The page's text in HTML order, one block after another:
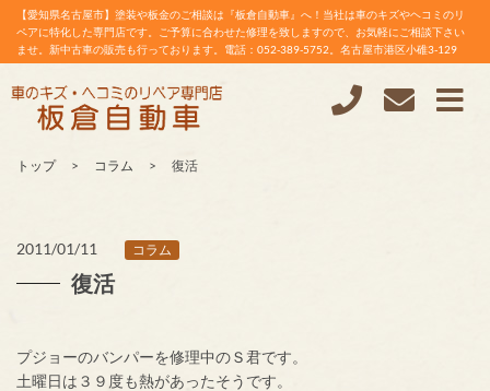
【愛知県名古屋市】塗装や板金のご相談は『板倉自動車』へ！当社は車のキズやヘコミのリ
ペアに特化した専門店です。ご予算に合わせた修理を致しますので、お気軽にご相談下さい
ませ。新中古車の販売も行っております。電話：052-389-5752。名古屋市港区小碓3-129
トップ コラム 復活
2011/01/11 コラム
復活
プジョーのバンパーを修理中のＳ君です。
土曜日は３９度も熱があったそうです。